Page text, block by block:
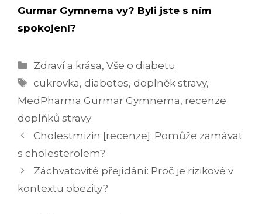
Gurmar Gymnema vy? Byli jste s ním
spokojení?
Rubriky
Zdraví a krása,Vše o diabetu
Štítky
cukrovka,diabetes,doplněk stravy,
MedPharma Gurmar Gymnema, recenze
doplňků stravy
Navigace
příspěvků
Cholestmizin [recenze]: Pomůže zamávat
s cholesterolem?
Záchvatovité přejídání: Proč je rizikové v
kontextu obezity?